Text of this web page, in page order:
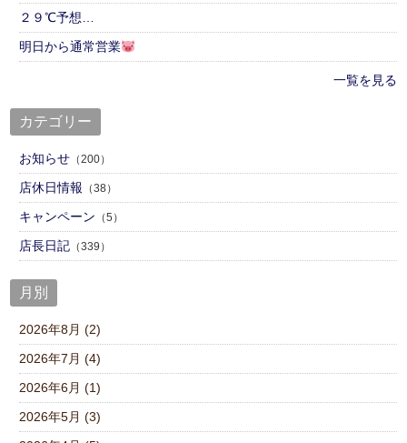
２９℃予想…
明日から通常営業
一覧を見る
カテゴリー
お知らせ （200）
店休日情報 （38）
キャンペーン （5）
店⾧日記 （339）
月別
2026年8月 (2)
2026年7月 (4)
2026年6月 (1)
2026年5月 (3)